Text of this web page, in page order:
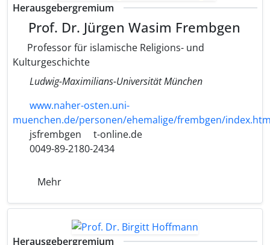
Herausgebergremium
Prof. Dr. Jürgen Wasim Frembgen
Professor für islamische Religions- und
Kulturgeschichte
Ludwig-Maximilians-Universität München
www.naher-osten.uni-
muenchen.de/personen/ehemalige/frembgen/
jsfrembgen
t-online.de
0049-89-2180-2434
Mehr
Herausgebergremium